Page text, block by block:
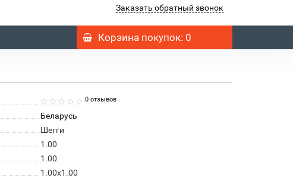
Заказать обратный звонок
Корзинапокупок: 0
0 отзывов
Беларусь
Шегги
1.00
1.00
1.00x1.00